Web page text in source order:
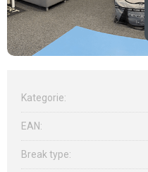
Kategorie:
EAN:
Break type: